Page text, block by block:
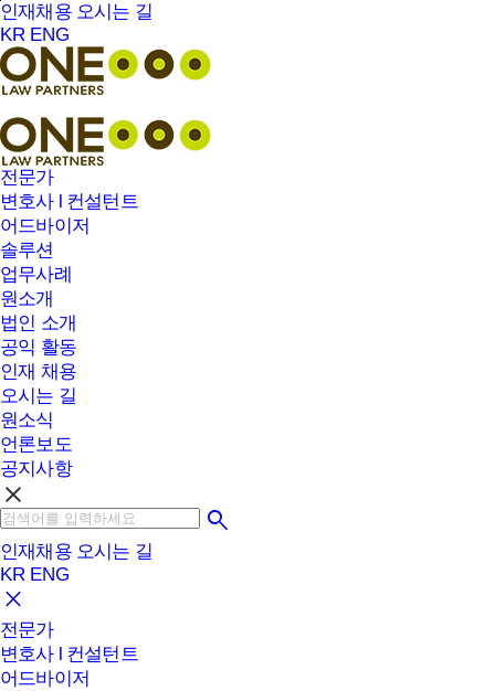
본문바로가기
인재채용 오시는 길
KR ENG
전문가
변호사 l 컨설턴트
어드바이저
솔루션
업무사례
원소개
법인 소개
공익 활동
인재 채용
오시는 길
원소식
언론보도
공지사항
clear
인재채용 오시는 길
KR ENG
전문가
변호사 l 컨설턴트
어드바이저